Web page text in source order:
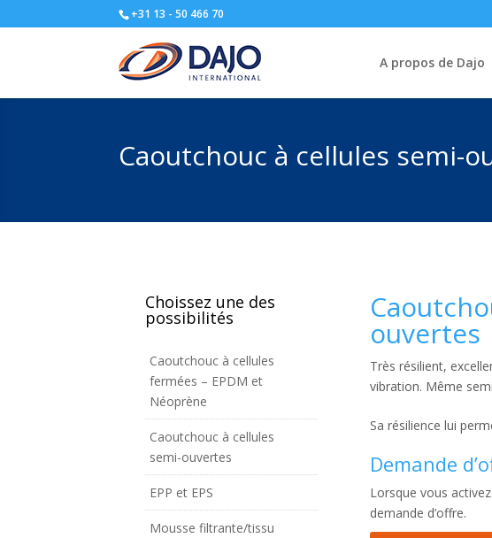
+31 13 - 50 466 70
A propos de Dajo
Caoutchouc à cellules semi-
Choissez une des
possibilités
Caoutchouc à cellules
fermées – EPDM et
Néoprène
Caoutchouc à cellules
semi-ouvertes
EPP et EPS
Mousse filtrante/tissu
ouvertes
Très résilient,
vibration. Même
Sa résilience lui
Demande
Lorsque vous
demande d’offre.